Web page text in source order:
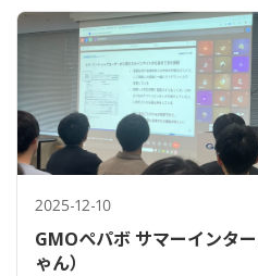
2025-12-10
GMOペパボ サマーインタ
ゃん）